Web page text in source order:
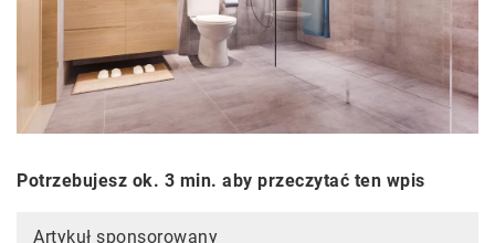
Potrzebujesz ok. 3 min. aby przeczytać ten wpis
Artykuł sponsorowany